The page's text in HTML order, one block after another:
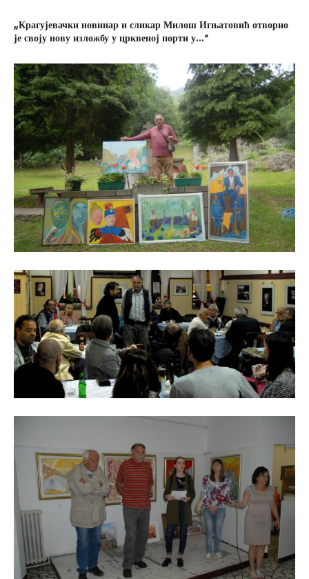
„Крагујевачки новинар и сликар Милош Игњатовић отворио
је своју нову изложбу у црквеној порти у…“